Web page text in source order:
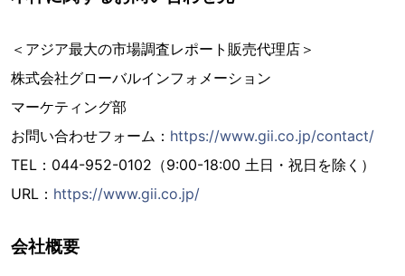
＜アジア最大の市場調査レポート販売代理店＞
株式会社グローバルインフォメーション
マーケティング部
お問い合わせフォーム： https://www.gii.co.jp/contact/
TEL：044-952-0102（9:00-18:00 土日・祝日を除く）
URL： https://www.gii.co.jp/
会社概要